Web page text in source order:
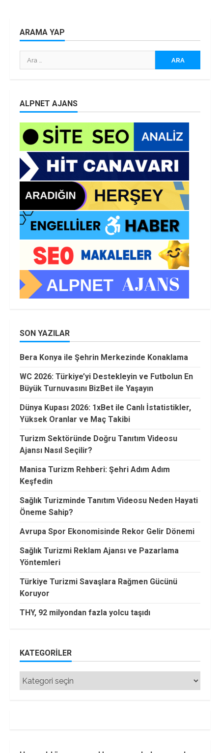
ARAMA YAP
Arama:
ALPNET AJANS
SON YAZILAR
Bera Konya ile Şehrin Merkezinde Konaklama
WC 2026: Türkiye’yi Destekleyin ve Futbolun En
Büyük Turnuvasını BizBet ile Yaşayın
Dünya Kupası 2026: 1xBet ile Canlı İstatistikler,
Yüksek Oranlar ve Maç Takibi
Turizm Sektöründe Doğru Tanıtım Videosu
Ajansı Nasıl Seçilir?
Manisa Turizm Rehberi: Şehri Adım Adım
Keşfedin
Sağlık Turizminde Tanıtım Videosu Neden Hayati
Öneme Sahip?
Avrupa Spor Ekonomisinde Rekor Gelir Dönemi
Sağlık Turizmi Reklam Ajansı ve Pazarlama
Yöntemleri
Türkiye Turizmi Savaşlara Rağmen Gücünü
Koruyor
THY, 92 milyondan fazla yolcu taşıdı
KATEGORILER
Kategoriler